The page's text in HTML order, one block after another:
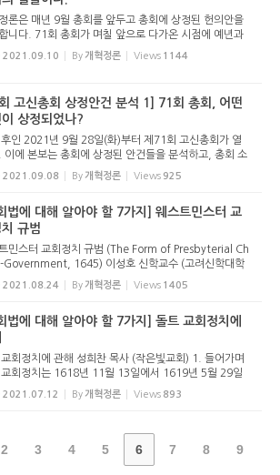
론은 매년 9월 총회를 앞두고 총회에 상정된 헌의안을
니다. 71회 총회가 며칠 앞으로 다가온 시점에 예년과
가지로 분석 기사를 올립니다. 이 기사를 통해 71회 총회
망해 보고, 기도하는 독자들이 되시길 기대합니다. - 편집
2021.09.10 By 개혁정론 Views 1144
고신총회 상정안건 분석 1] 71회 총회, 어떤
이 상정되었나?
후인 2021년 9월 28일(화)부터 제71회 고신총회가 열
이에 본보는 총회에 상정된 안건들을 분석하고, 총회 소
전하려고 한다. 그 첫 기사로 총회에 상정된 안건들에는
것들이 있는지를 싣는다. - 편집자 주 제71회 총회, 어떤
2021.09.08 By 개혁정론 Views 925
법에 대해 알아야 할 7가지] 웨스트민스터 교
규범
민스터 교회정치 규범 (The Form of Presbyterial Ch
Government, 1645) 이성호 신학교수 (고려신학대학
스트민스터 총회에서 작성된 4가지 문서(신앙고백서(co
교리문답(catechism), 예배 지침(directory), 교
2021.08.24 By 개혁정론 Views 1405
법에 대해 알아야 할 7가지] 돌트 교회정치에
회정치에 관해 성희찬 목사 (작은빛교회) 1. 들어가며
교회정치는 1618년 11월 13일에서 1619년 5월 29일
네덜란드에서 열린 총회에서 작성된 것으로 네덜란드개
회를 넘어 세계에 흩어진 개혁교회와 장로교회에 큰 영향
2021.07.12 By 개혁정론 Views 893
2 3 4 5 6 7 8 9